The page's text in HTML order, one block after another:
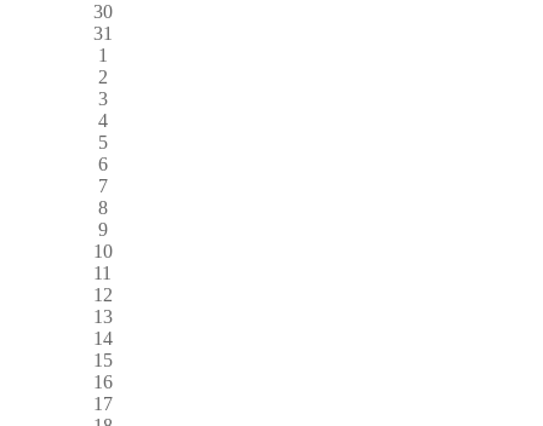
30
31
1
2
3
4
5
6
7
8
9
10
11
12
13
14
15
16
17